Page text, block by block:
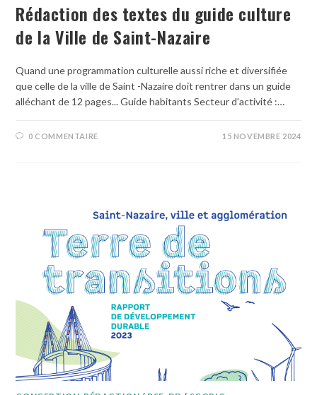
Rédaction des textes du guide culture
de la Ville de Saint-Nazaire
Quand une programmation culturelle aussi riche et diversifiée
que celle de la ville de Saint -Nazaire doit rentrer dans un guide
alléchant de 12 pages... Guide habitants Secteur d'activité :…
0 COMMENTAIRE 15 NOVEMBRE 2024